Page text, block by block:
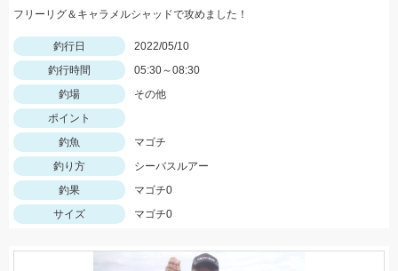
フリーリグ＆キャラメルシャッドで攻めました！
釣行日
2022/05/10
釣行時間
05:30～08:30
釣場
その他
ポイント
釣魚
マゴチ
釣り方
シーバスルアー
釣果
マゴチ0
サイズ
マゴチ0